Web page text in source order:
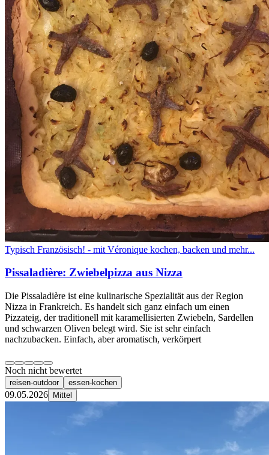
Typisch Französisch! - mit Véronique kochen, backen und mehr...
Pissaladière: Zwiebelpizza aus Nizza
Die Pissaladière ist eine kulinarische Spezialität aus der Region
Nizza in Frankreich. Es handelt sich ganz einfach um einen
Pizzateig, der traditionell mit karamellisierten Zwiebeln, Sardellen
und schwarzen Oliven belegt wird. Sie ist sehr einfach
nachzubacken. Einfach, aber aromatisch, verkörpert
Noch nicht bewertet
reisen-outdoor essen-kochen
09.05.2026 Mittel